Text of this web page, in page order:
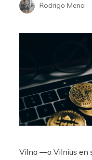
Rodrigo Mena
Vilna —o Vilnius en